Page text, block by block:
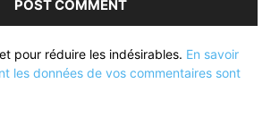
pour réduire les indésirables. En savoir
les données de vos commentaires sont